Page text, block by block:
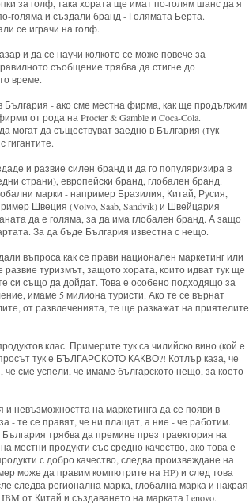
за голф, така хората ще имат по-голям шанс да я
голяма и създали бранд - Голямата Берта.
се играчи на голф.
и да се научи колкото се може повече за
съобщение трябва да стигне до
време.
България - ако сме местна фирма, как ще продължим
от рода на Procter & Gamble и Coca-Cola.
могат да съществуват заедно в България (тук
гигантите.
и развие силен бранд и да го популяризира в
страни), европейски бранд, глобален бранд.
марки - например Бразилия, Китай, Русия,
Швеция (Volvo, Saab, Sandvik) и Швейцария
да е голяма, за да има глобален бранд. А защо
За да бъде България известна с нещо.
въпроса как се прави национален маркетинг или
туризмът, защото хората, които идват тук ще
си също да дойдат. Това е особено подходящо за
имаме 5 милиона туристи. Ако те се върнат
от развлеченията, те ще разкажат на приятелите
клас. Примерите тук са чилийско вино (кой е
тук е БЪЛГАРСКОТО КАКВО?! Котлър каза, че
сме успели, че имаме българското нещо, за което
невъзможността на маркетинга да се появи в
- те се правят, че ни плащат, а ние - че работим.
трябва да премине през траектория на
местни продукти със средно качество, ако това е
с добро качество, следва произвеждане на
може да правим компютрите на HP) и след това
следва регионална марка, глобална марка и накрая
от Китай и създаването на марката Lenovo.